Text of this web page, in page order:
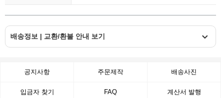
배송정보 | 교환/환불 안내 보기
공지사항 주문제작 배송사진
입금자 찾기 FAQ 계산서 발행